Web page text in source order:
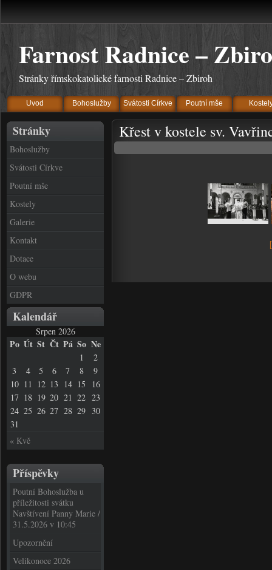
Farnost Radnice –
Stránky římskokatolické farnosti Radnice – Zbiroh
Uvod Bohoslužby Svátosti Církve Poutní mše
Stránky
Bohoslužby
Svátosti Církve
Poutní mše
Kostely
Galerie
Kontakt
Dotace
O webu
GDPR
Kalendář
Srpen 2026
Po Út St Čt Pá So Ne
1
2
3
4 5 6 7 8
9
10 11 12 13 14 15
16
17 18 19 20 21 22 23
24 25 26 27 28 29 30
31
« Kvě
Příspěvky
Poutní Bohoslužba u
příležitosti svátku
Navštívení Panny Marie /
31.5.2026 v 10:45
Upozornění
Velikonoce 2026
Křest v kostele sv.